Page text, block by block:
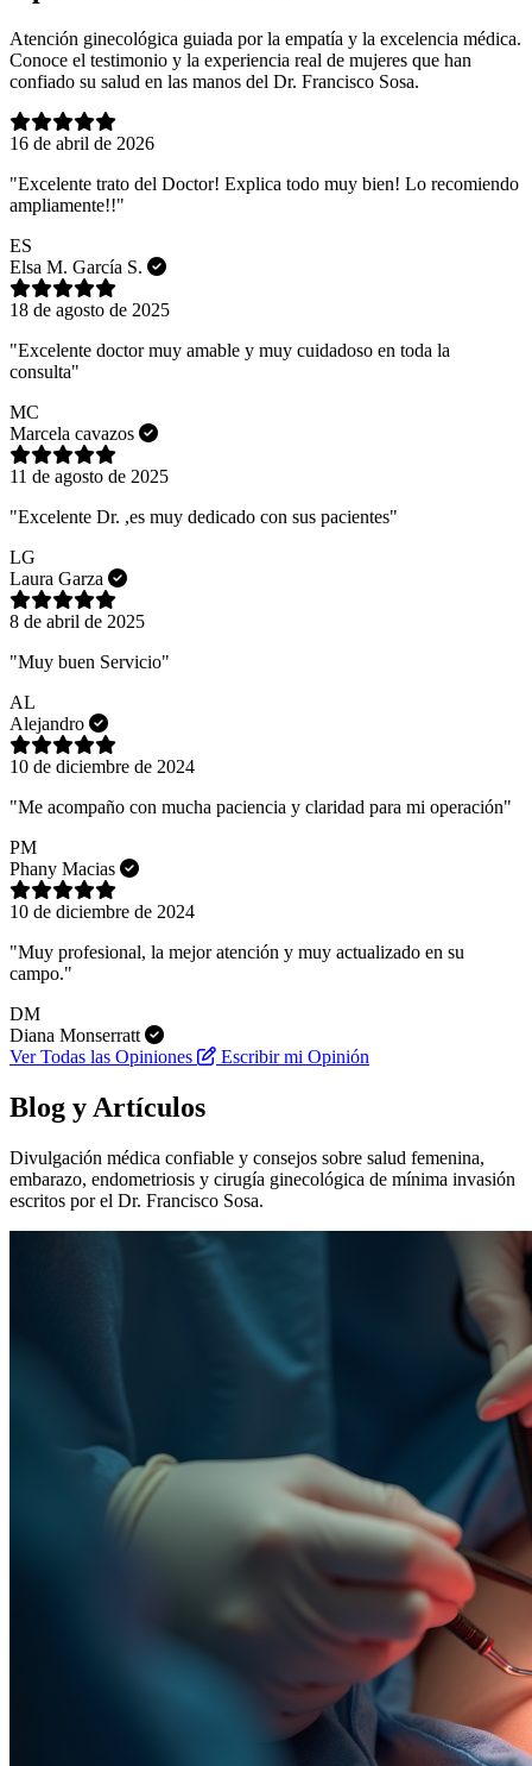
Atención ginecológica guiada por la empatía y la excelencia médica.
Conoce el testimonio y la experiencia real de mujeres que han
confiado su salud en las manos del Dr. Francisco Sosa.
16 de abril de 2026
"Excelente trato del Doctor! Explica todo muy bien! Lo recomiendo
ampliamente!!"
ES
Elsa M. García S.
18 de agosto de 2025
"Excelente doctor muy amable y muy cuidadoso en toda la
consulta"
MC
Marcela cavazos
11 de agosto de 2025
"Excelente Dr. ,es muy dedicado con sus pacientes"
LG
Laura Garza
8 de abril de 2025
"Muy buen Servicio"
AL
Alejandro
10 de diciembre de 2024
"Me acompaño con mucha paciencia y claridad para mi operación"
PM
Phany Macias
10 de diciembre de 2024
"Muy profesional, la mejor atención y muy actualizado en su
campo."
DM
Diana Monserratt
Ver Todas las Opiniones
Escribir mi Opinión
Blog y Artículos
Divulgación médica confiable y consejos sobre salud femenina,
embarazo, endometriosis y cirugía ginecológica de mínima invasión
escritos por el Dr. Francisco Sosa.